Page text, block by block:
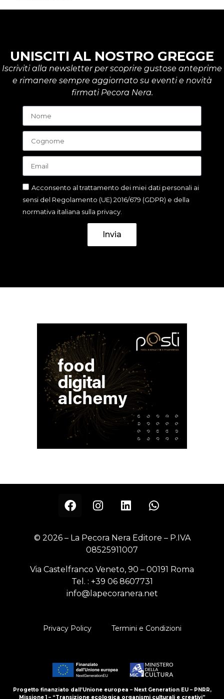
UNISCITI AL NOSTRO GREGGE
Iscriviti alla newsletter per scoprire gustose anteprime
e rimanere sempre aggiornato su eventi e novità
firmati Pecora Nera.
Acconsento al trattamento dei miei dati personali ai
sensi del Regolamento (UE) 2016/679 (GDPR) e della
normativa italiana sulla privacy.
Invia
© 2026 – La Pecora Nera Editore – P.IVA
08525911007
Via Castelfranco Veneto, 90 – 00191 Roma
Tel. : +39 06 8607731
info@lapecoranera.net
Privacy Policy Termini e Condizioni
Progetto finanziato dall’Unione europea – Next Generation EU – PNRR,
Missione 1 – “Transizione ecologica organismi culturali e creativi”